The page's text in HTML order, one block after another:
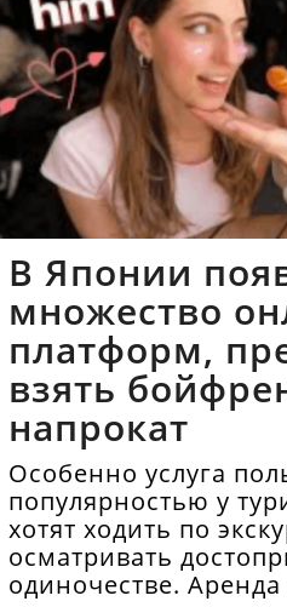
В Японии
множество
платформ,
взять
напрокат
Особенно услуга
популярностью у
хотят ходить по
осматривать
одиночестве.